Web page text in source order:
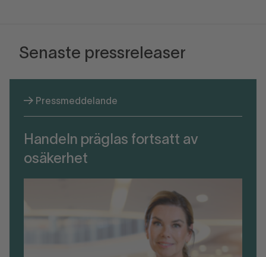
Senaste pressreleaser
Pressmeddelande
Handeln präglas fortsatt av
osäkerhet